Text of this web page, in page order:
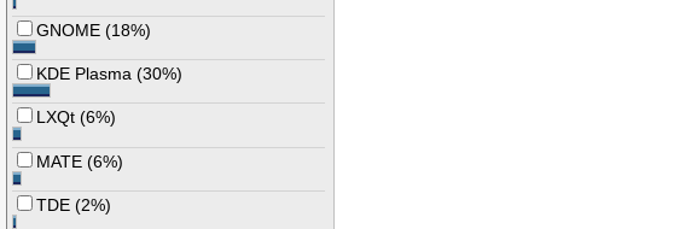
GNOME (18%)
KDE Plasma (30%)
LXQt (6%)
MATE (6%)
TDE (2%)